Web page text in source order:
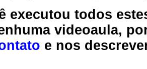
executou todos
videoaula,
e nos